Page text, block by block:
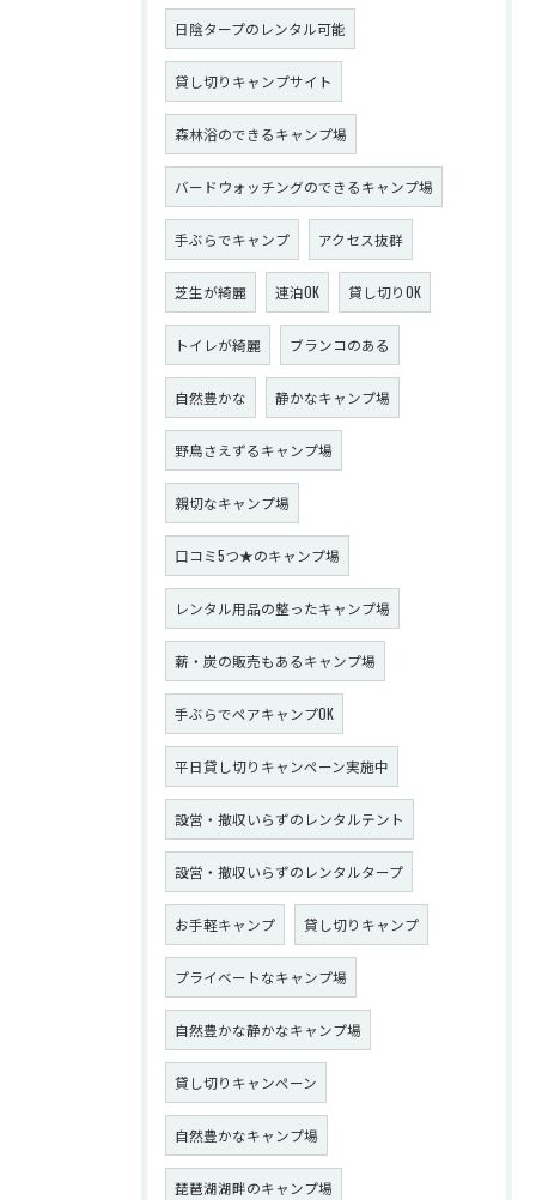
日陰タープのレンタル可能
貸し切りキャンプサイト
森林浴のできるキャンプ場
バードウォッチングのできるキャンプ場
手ぶらでキャンプ アクセス抜群
芝生が綺麗 連泊OK 貸し切りOK
トイレが綺麗 ブランコのある
自然豊かな 静かなキャンプ場
野鳥さえずるキャンプ場
親切なキャンプ場
口コミ5つ★のキャンプ場
レンタル用品の整ったキャンプ場
薪・炭の販売もあるキャンプ場
手ぶらでペアキャンプOK
平日貸し切りキャンペーン実施中
設営・撤収いらずのレンタルテント
設営・撤収いらずのレンタルタープ
お手軽キャンプ 貸し切りキャンプ
プライベートなキャンプ場
自然豊かな静かなキャンプ場
貸し切りキャンペーン
自然豊かなキャンプ場
琵琶湖湖畔のキャンプ場